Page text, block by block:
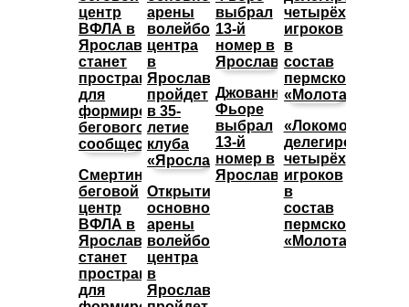
Смертин:
беговой
центр
ВФЛА в
Ярославле
станет
пространством
для
Открытие
основной
арены
волейбольного
центра
в
Ярославле
Джованни
Фьоре
выбрал
13-й
номер в
Ярославле
«Локомотив»
делегировал
четырёх
игроков
в
состав
пермского
«Молота»